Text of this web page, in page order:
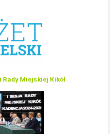
Miejskiej Kikół